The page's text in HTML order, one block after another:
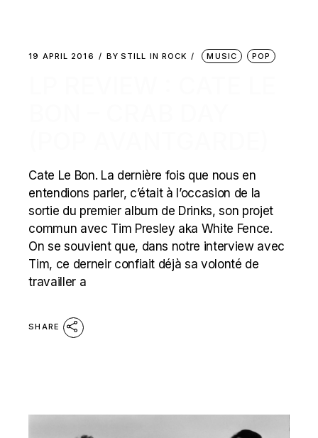
19 APRIL 2016 BY STILL IN ROCK MUSIC POP
Cate Le Bon. La dernière fois que nous en
entendions parler, c’était à l’occasion de la
sortie du premier album de Drinks, son projet
commun avec Tim Presley aka White Fence.
On se souvient que, dans notre interview avec
Tim, ce derneir confiait déjà sa volonté de
travailler a
SHARE